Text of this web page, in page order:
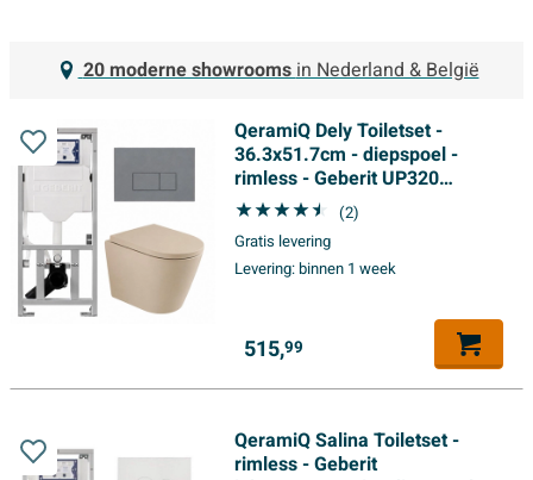
QeramiQ Dely Toiletset -
36.3x51.7cm - diepspoel -
rimless - Geberit UP320
inbouwreservoir - softclose
toilet zitting - bedieningsplaat
licht grijs - rechthoekige
knoppen - mat beige
(2)
Gratis levering
Levering:binnen 1 week
515,99
QeramiQ Salina Toiletset -
rimless - Geberit
20 moderne showroomsin Nederland & België